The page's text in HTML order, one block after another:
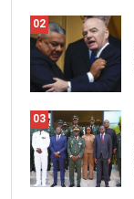
02
03